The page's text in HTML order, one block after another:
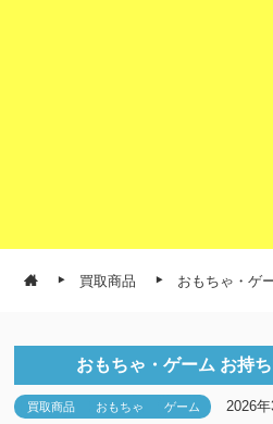
買取商品 おもちゃ・ゲ
おもちゃ・ゲーム お持
買取商品 おもちゃ ゲーム 2026